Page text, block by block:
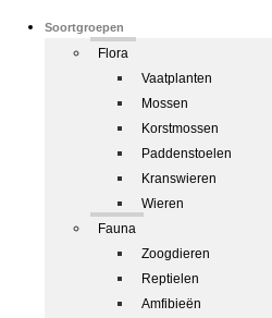
Soortgroepen
Flora
Vaatplanten
Mossen
Korstmossen
Paddenstoelen
Kranswieren
Wieren
Fauna
Zoogdieren
Reptielen
Amfibieën